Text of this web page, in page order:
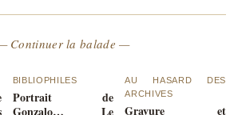
Continuer la balade —
BIBLIOPHILES
Portrait de
Gonzalo… Le
AU HASARD DES
ARCHIVES
Gravure et